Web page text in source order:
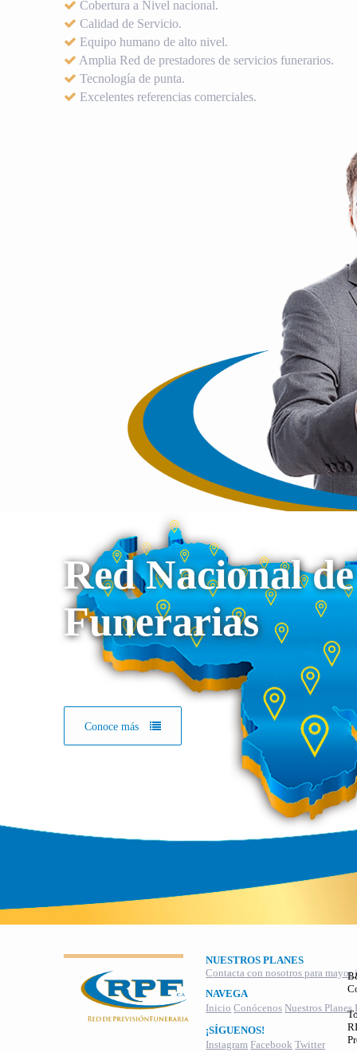
Cobertura a Nivel nacional.
Calidad de Servicio.
Equipo humano de alto nivel.
Amplia Red de prestadores de servicios funerarios.
Tecnología de punta.
Excelentes referencias comerciales.
Red Nacional de
Funerarias
Conoce más
NUESTROS PLANES
Contacta con nosotros para
NAVEGA
Inicio Conócenos Nuestros Planes
¡SÍGUENOS!
Instagram Facebook Twitter